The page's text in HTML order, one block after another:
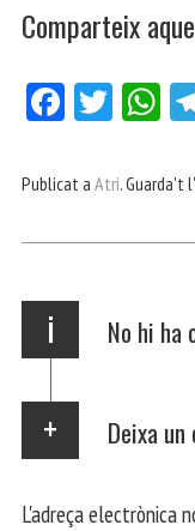
Comparteix
Fa
bo
Tw
er
W
ts
p
Publicat a Atri. Guarda't
i No hi ha
Deixa
L'adreça electrònica